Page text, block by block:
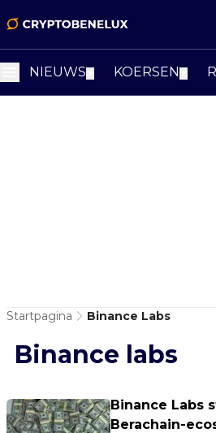
NIEUWS KOERSEN
Startpagina Binance Labs
Binance labs
Binance Labs
Berachain-